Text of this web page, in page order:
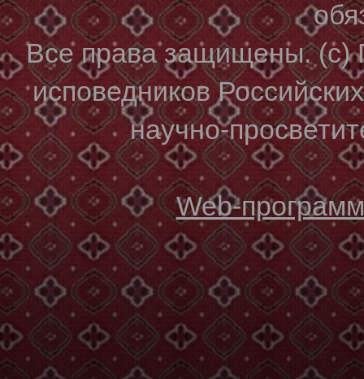
Все права защищены. (с)
исповедников
научно-
Web-